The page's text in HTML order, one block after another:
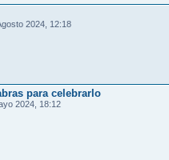
2024, 12:18
para celebrarlo
2024, 18:12